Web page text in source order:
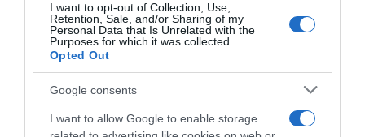
I want to opt-out of Collection, Use,
Retention, Sale, and/or Sharing of my
Personal Data that Is Unrelated with the
Purposes for which it was collected.
Opted Out
Google consents
I want to allow Google to enable storage
Címkék: meglepetés,Róma,Nyári Darinka
Kiss
Ernő Zsolt
HASONLÓ BEJEGYZÉSEK